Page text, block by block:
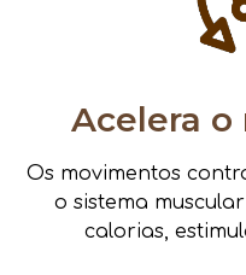
Acelera
Os movimentos
o sistema
calorias,